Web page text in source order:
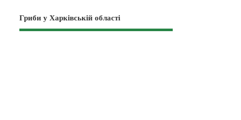
Гриби у Харківській області